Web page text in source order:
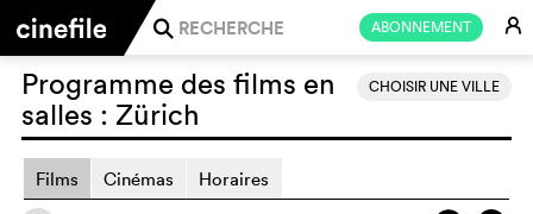
ABONNEMENT E
j
CHOISIR UNE VILLE
Programme des films en
salles : Zürich
Films Cinémas Horaires